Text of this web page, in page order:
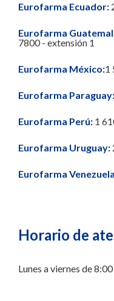
Eurofarma Ecuador:
Eurofarma
7800 - extensión 1
Eurofarma México:1
Eurofarma Paraguay:
Eurofarma Perú: 1
Eurofarma Uruguay:
Eurofarma
Horario de
Lunes a viernes de